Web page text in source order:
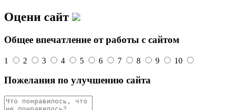
Оцени сайт
Общее впечатление от работы с сайтом
1 2 3 4 5 6 7 8 9 10
Пожелания по улучшению сайта